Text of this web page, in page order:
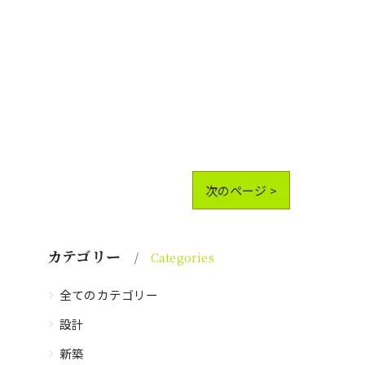
次のページ >
カテゴリー Categories
全てのカテゴリー
設計
新築